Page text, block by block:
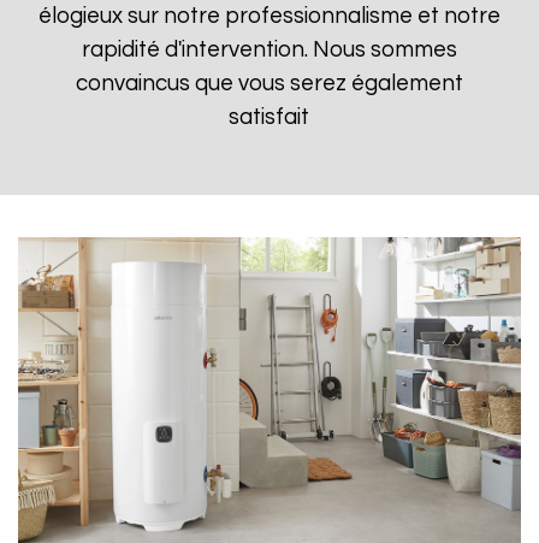
élogieux sur notre professionnalisme et notre
rapidité d'intervention. Nous sommes
convaincus que vous serez également
satisfait